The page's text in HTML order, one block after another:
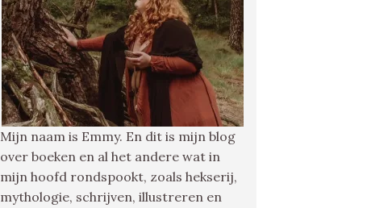
Mijn naam is Emmy. En dit is mijn blog
over boeken en al het andere wat in
mijn hoofd rondspookt, zoals hekserij,
mythologie, schrijven, illustreren en